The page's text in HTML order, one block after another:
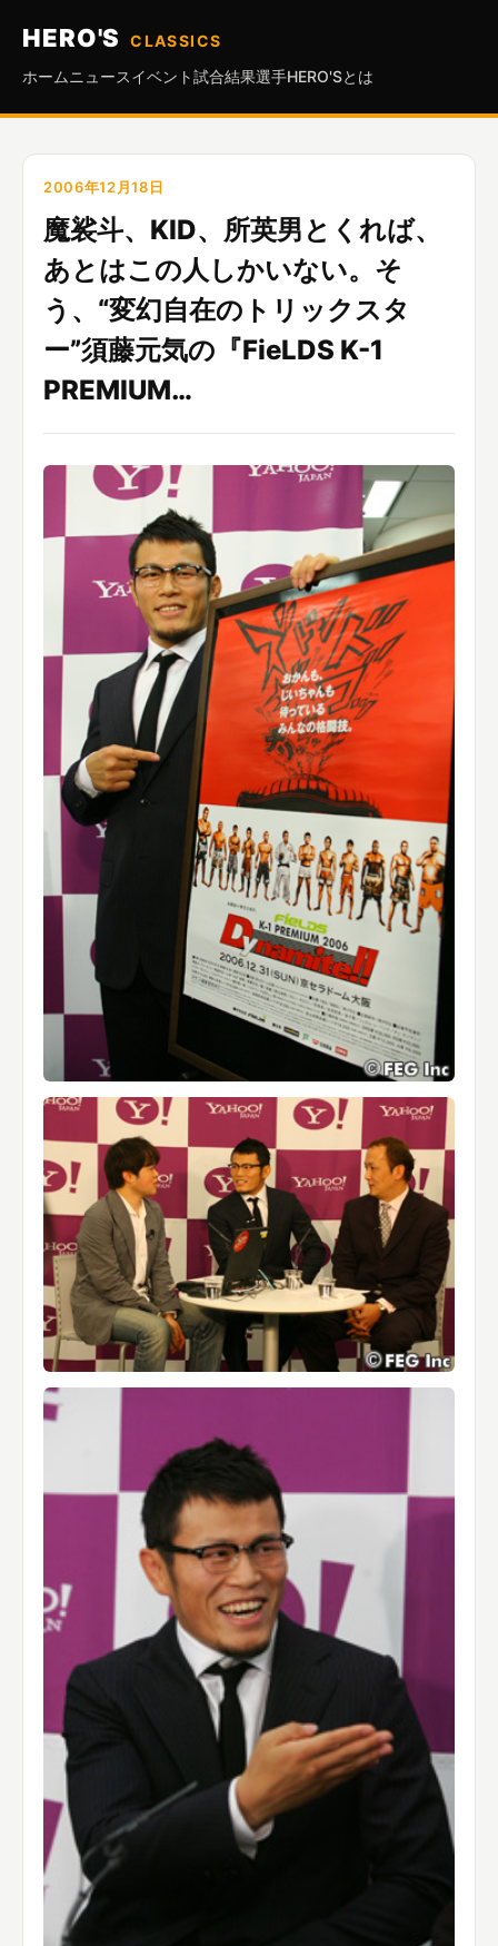
HERO'S
CLASSICS
ホーム ニュースイベント試合結果選手HERO'Sとは
2006年12月18日
魔裟斗、KID、所英男とくれば、
あとはこの人しかいない。そ
う、“変幻自在のトリックスタ
ー”須藤元気の『FieLDS K-1
PREMIUM…